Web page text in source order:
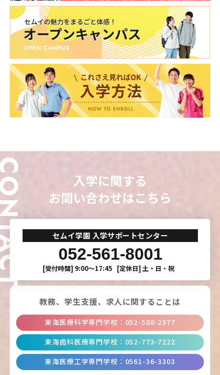
入学に関する
お問い合わせはこちら
セムイ学園 入学サポートセンター
052-561-8001
[受付時間] 9:00〜17:45 [定休日] 土・日・祝
教務、学生支援、 求人に関することは
東海医療科学専門学校 ： 052-588-2977
東海歯科医療専門学校 ： 052-773-7222
東海医療工学専門学校 ： 0561-36-3303
東海歯科医療
専門学校
東海医療工学
専門学校
CLOSE
東海歯科医療
専門学校
東海医療工学
専門学校
CLOSE
東海歯科医療
専門学校
東海医療工学
専門学校
CLOSE
東海歯科医療
専門学校
東海医療工学
専門学校
CLOSE